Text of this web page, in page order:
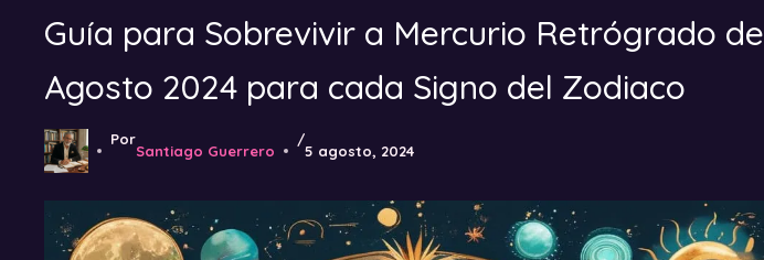
Guía para Sobrevivir a Mercurio Retrógrado de
Agosto 2024 para cada Signo del Zodiaco
Por
Santiago Guerrero
/
5 agosto, 2024